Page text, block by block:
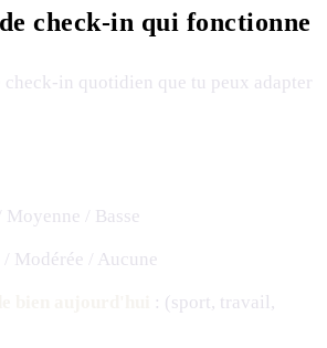
check-in qui fonctionne
in quotidien que tu peux adapter
Moyenne / Basse
/ Modérée / Aucune
: (sport, travail,